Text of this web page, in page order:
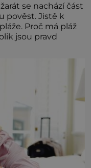
se nachází část
pověst. Jistě k
Proč má pláž
zbarvení? Nakolik jsou pravd